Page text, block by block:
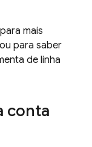
para mais
para saber
de linha
conta